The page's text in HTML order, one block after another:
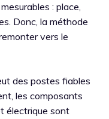
: place,
Donc, la méthode
vers le
des postes fiables
les composants
électrique sont